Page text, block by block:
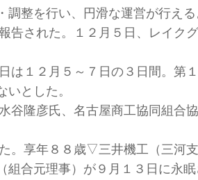
整を行い、円滑な運営が行える
された。１２月５日、レイク
１２月５～７日の３日間。第
とした。
隆彦氏、名古屋商工協同組合
。享年８８歳▽三井機工（三河
合元理事）が９月１３日に永眠